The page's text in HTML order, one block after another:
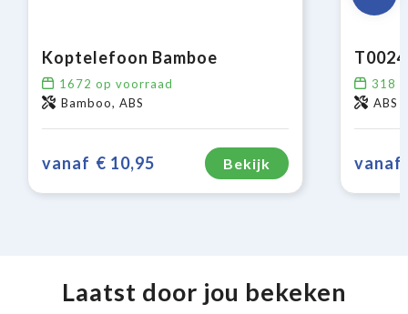
Koptelefoon Bamboe
1672 op voorraad
Bamboo, ABS
vanaf € 10,95 Bekijk
318
ABS
vanaf
Laatst door jou bekeken